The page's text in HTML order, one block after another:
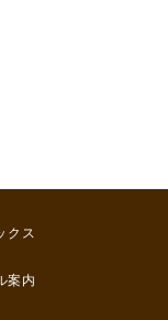
クス
案内